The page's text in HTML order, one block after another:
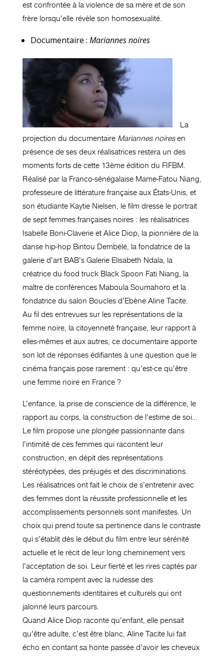
est confrontée à la violence de sa mère et de son
frère lorsqu’elle révèle son homosexualité.
Documentaire : Mariannes noires
La
projection du documentaire Mariannes noiresen
présence de ses deux réalisatrices restera un des
moments forts de cette 13ème édition du FIFBM.
Réalisé par la Franco-sénégalaise Mame-Fatou Niang,
professeure de littérature française aux États-Unis, et
son étudiante Kaytie Nielsen, le film dresse le portrait
de sept femmes françaises noires : les réalisatrices
Isabelle Boni-Claverie et Alice Diop, la pionnière de la
danse hip-hop Bintou Dembélé, la fondatrice de la
galerie d’art BAB’s Galerie Elisabeth Ndala, la
créatrice du food truck Black Spoon Fati Niang, la
maître de conférences Maboula Soumahoro et la
fondatrice du salon Boucles d’Ebène Aline Tacite.
Au fil des entrevues sur les représentations de la
femme noire, la citoyenneté française, leur rapport à
elles-mêmes et aux autres, ce documentaire apporte
son lot de réponses édifiantes à une question que le
cinéma français pose rarement : qu’est-ce qu’être
une femme noire en France ?
L’enfance, la prise de conscience de la différence, le
rapport au corps, la construction de l’estime de soi…
Le film propose une plongée passionnante dans
l’intimité de ces femmes qui racontent leur
construction, en dépit des représentations
stéréotypées, des préjugés et des discriminations.
Les réalisatrices ont fait le choix de s’entretenir avec
des femmes dont la réussite professionnelle et les
accomplissements personnels sont manifestes. Un
choix qui prend toute sa pertinence dans le contraste
qui s’établit dès le début du film entre leur sérénité
actuelle et le récit de leur long cheminement vers
l’acceptation de soi. Leur fierté et les rires captés par
la caméra rompent avec la rudesse des
questionnements identitaires et culturels qui ont
jalonné leurs parcours.
Quand Alice Diop raconte qu’enfant, elle pensait
qu’être adulte, c’est être blanc, Aline Tacite lui fait
écho en contant sa honte passée d’avoir les cheveux